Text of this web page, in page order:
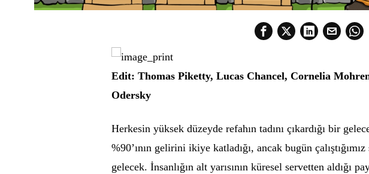
Edit: Thomas Piketty, Lucas Chancel, Cornelia
Odersky
Herkesin yüksek düzeyde refahın tadını çıkardığı bir
%90’ının gelirini ikiye katladığı, ancak bugün
gelecek. İnsanlığın alt yarısının küresel servetten aldığı